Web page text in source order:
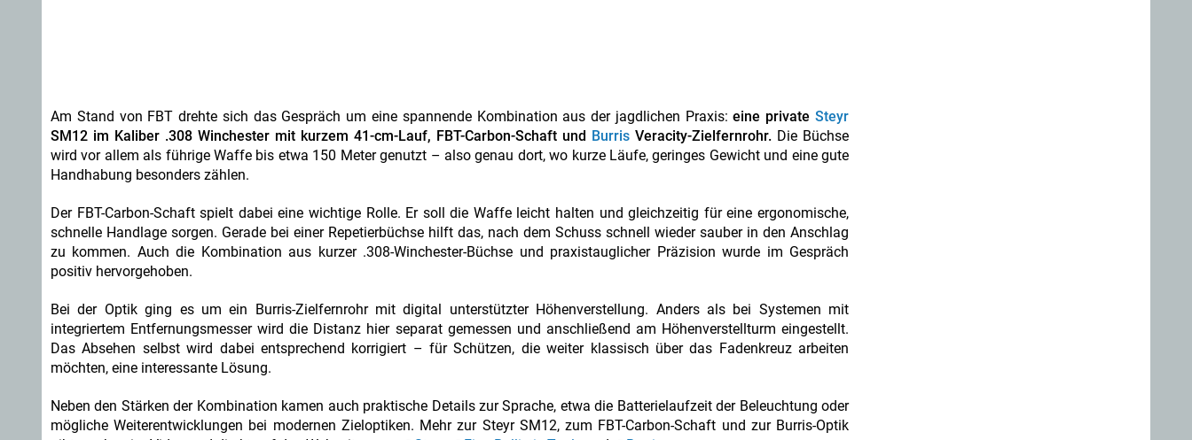
Am Stand von FBT drehte sich das Gespräch um eine spannende Kombination aus der jagdlichen Praxis:eine privateSteyr
SM12 im Kaliber .308 Winchester mit kurzem 41-cm-Lauf, FBT-Carbon-Schaft und Burris Veracity-Zielfernrohr. Die Büchse
wird vor allem als führige Waffe bis etwa 150 Meter genutzt – also genau dort, wo kurze Läufe, geringes Gewicht und eine gute
Handhabung besonders zählen.
Der FBT-Carbon-Schaft spielt dabei eine wichtige Rolle. Er soll die Waffe leicht halten und gleichzeitig für eine ergonomische,
schnelle Handlage sorgen. Gerade bei einer Repetierbüchse hilft das, nach dem Schuss schnell wieder sauber in den Anschlag
zu kommen. Auch die Kombination aus kurzer .308-Winchester-Büchse und praxistauglicher Präzision wurde im Gespräch
positiv hervorgehoben.
Bei der Optik ging es um ein Burris-Zielfernrohr mit digital unterstützter Höhenverstellung. Anders als bei Systemen mit
integriertem Entfernungsmesser wird die Distanz hier separat gemessen und anschließend am Höhenverstellturm eingestellt.
Das Absehen selbst wird dabei entsprechend korrigiert – für Schützen, die weiter klassisch über das Fadenkreuz arbeiten
möchten, eine interessante Lösung.
Neben den Stärken der Kombination kamen auch praktische Details zur Sprache, etwa die Batterielaufzeit der Beleuchtung oder
mögliche Weiterentwicklungen bei modernen Zieloptiken. Mehr zur Steyr SM12, zum FBT-Carbon-Schaft und zur Burris-Optik